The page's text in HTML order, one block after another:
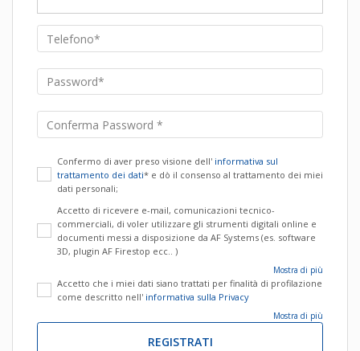
Confermo di aver preso visione dell' informativa sul
trattamento dei dati* e dò il consenso al trattamento dei miei
dati personali;
Accetto di ricevere e-mail, comunicazioni tecnico-
commerciali, di voler utilizzare gli strumenti digitali online e
documenti messi a disposizione da AF Systems (es. software
3D, plugin AF Firestop ecc.. )
Mostra di più
Accetto che i miei dati siano trattati per finalità di profilazione
come descritto nell' informativa sulla Privacy
Mostra di più
REGISTRATI